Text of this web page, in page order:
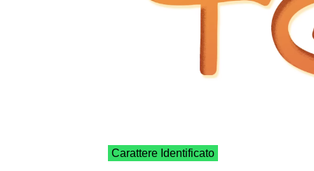
Carattere Identificato